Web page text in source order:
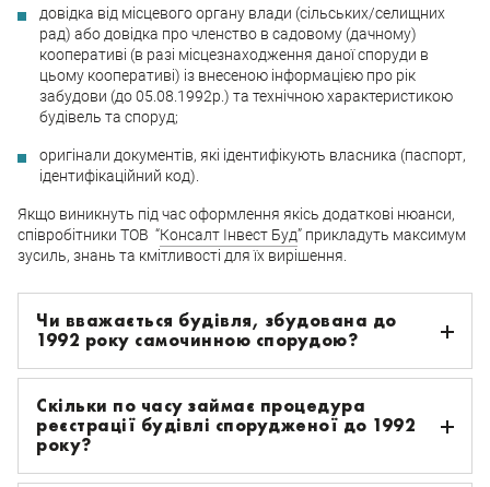
довідка від місцевого органу влади (сільських/селищних
рад) або довідка про членство в садовому (дачному)
кооперативі (в разі місцезнаходження даної споруди в
цьому кооперативі) із внесеною інформацією про рік
забудови (до 05.08.1992р.) та технічною характеристикою
будівель та споруд;
оригінали документів, які ідентифікують власника (паспорт,
ідентифікаційний код).
Якщо виникнуть під час оформлення якісь додаткові нюанси,
співробітники ТОВ “Консалт Інвест Буд” прикладуть максимум
зусиль, знань та кмітливості для їх вирішення.
Чи вважається будівля, збудована до
1992 року самочинною спорудою?
Скільки по часу займає процедура
реєстрації будівлі спорудженої до 1992
року?